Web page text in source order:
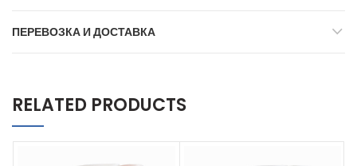
ПЕРЕВОЗКА И ДОСТАВКА
RELATED PRODUCTS